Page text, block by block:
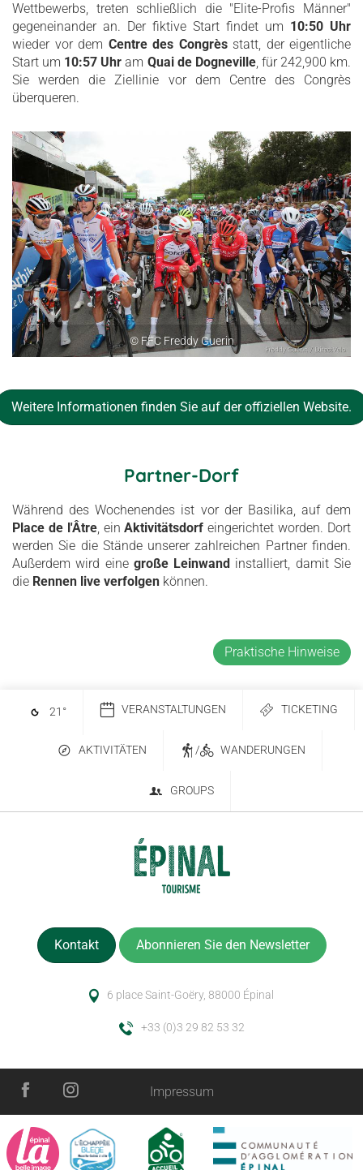
Wettbewerbs, treten schließlich die "Elite-Profis Männer"
gegeneinander an. Der fiktive Start findet um 10:50 Uhr
wieder vor dem Centre des Congrèsstatt, der eigentliche
Start um 10:57 Uhr am Quai de Dogneville, für 242,900 km.
Sie werden die Ziellinie vor dem Centre des Congrès
überqueren.
© FFC Freddy Guerin
Weitere Informationen finden Sie auf der offiziellen Website.
Partner-Dorf
Während des Wochenendes ist vor der Basilika, auf dem
Place de l'Âtre, einAktivitätsdorf eingerichtet worden. Dort
werden Sie die Stände unserer zahlreichen Partner finden.
Außerdem wird eine große Leinwand installiert, damit Sie
die Rennen live verfolgen können.
Praktische Hinweise
21 ° VERANSTALTUNGEN TICKETING
AKTIVITÄTEN / WANDERUNGEN
GROUPS
Kontakt Abonnieren Sie den Newsletter
6 place Saint-Goëry, 88000 Épinal
+33 (0)3 29 82 53 32
Impressum